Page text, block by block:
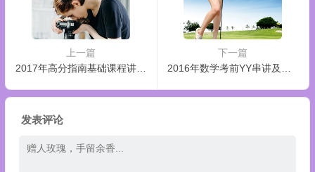
上一篇
2017年高分指南基础课程讲解视频
下一篇
2016年数学考前YY串讲及预测
发表评论